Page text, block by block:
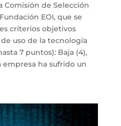
Comisión de Selección
EOI, que se
criterios objetivos
uso de la tecnología
7 puntos): Baja (4),
empresa ha sufrido un